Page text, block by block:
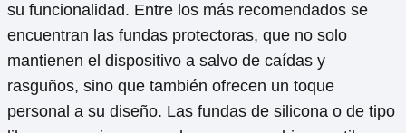
su funcionalidad. Entre los más recomendados se
encuentran las fundas protectoras, que no solo
mantienen el dispositivo a salvo de caídas y
rasguños, sino que también ofrecen un toque
personal a su diseño. Las fundas de silicona o de tipo